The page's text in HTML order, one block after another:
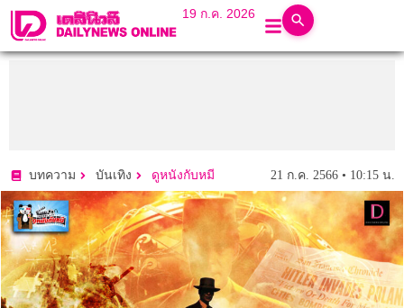
19 ก.ค. 2026
บทความ บันเทิง ดูหนังกับหมี 21 ก.ค. 2566 • 10:15 น.